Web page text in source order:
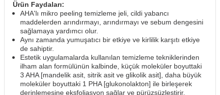
Ürün Faydaları:
AHA'lı mikro peeling temizleme jeli, cildi yabancı
maddelerden arındırmayı, arındırmayı ve sebum dengesini
sağlamaya yardımcı olur.
Aynı zamanda yumuşatıcı bir etkiye ve kirlilik karşıtı etkiye
de sahiptir.
Estetik uygulamalarda kullanılan temizleme tekniklerinden
ilham alan formülünün kalbinde, küçük moleküler boyuttaki
3 AHA [mandelik asit, sitrik asit ve glikolik asit], daha büyük
moleküler boyuttaki 1 PHA [glukonolakton] ile birleşerek
derinlemesine eksfoliasyon sağlar ve pürüzsüzleştirir.